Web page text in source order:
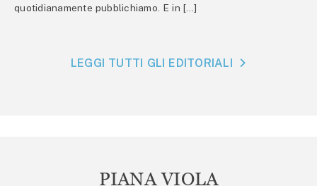
quotidianamente pubblichiamo. E in […]
LEGGI TUTTI GLI EDITORIALI
PIANA VIOLA